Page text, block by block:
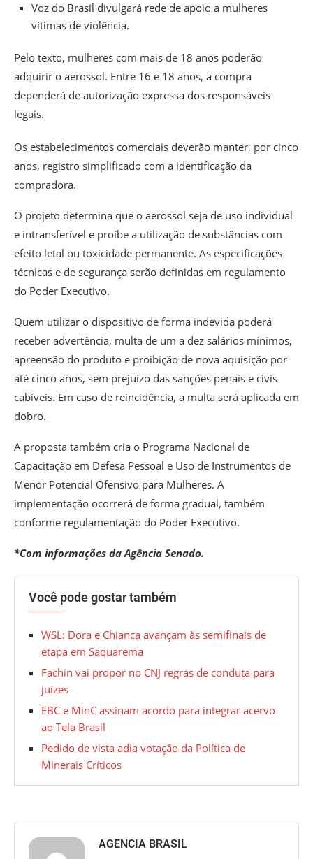
Voz do Brasil divulgará rede de apoio a mulheres
vítimas de violência.
Pelo texto, mulheres com mais de 18 anos poderão
adquirir o aerossol. Entre 16 e 18 anos, a compra
dependerá de autorização expressa dos responsáveis
legais.
Os estabelecimentos comerciais deverão manter, por cinco
anos, registro simplificado com a identificação da
compradora.
O projeto determina que o aerossol seja de uso individual
e intransferível e proíbe a utilização de substâncias com
efeito letal ou toxicidade permanente. As especificações
técnicas e de segurança serão definidas em regulamento
do Poder Executivo.
Quem utilizar o dispositivo de forma indevida poderá
receber advertência, multa de um a dez salários mínimos,
apreensão do produto e proibição de nova aquisição por
até cinco anos, sem prejuízo das sanções penais e civis
cabíveis. Em caso de reincidência, a multa será aplicada em
dobro.
A proposta também cria o Programa Nacional de
Capacitação em Defesa Pessoal e Uso de Instrumentos de
Menor Potencial Ofensivo para Mulheres. A
implementação ocorrerá de forma gradual, também
conforme regulamentação do Poder Executivo.
*Com informações da Agência Senado.
Você pode gostar também
WSL: Dora e Chianca avançam às semifinais de
etapa em Saquarema
Fachin vai propor no CNJ regras de conduta para
juízes
EBC e MinC assinam acordo para integrar acervo
ao Tela Brasil
Pedido de vista adia votação da Política de
Minerais Críticos
AGENCIA BRASIL